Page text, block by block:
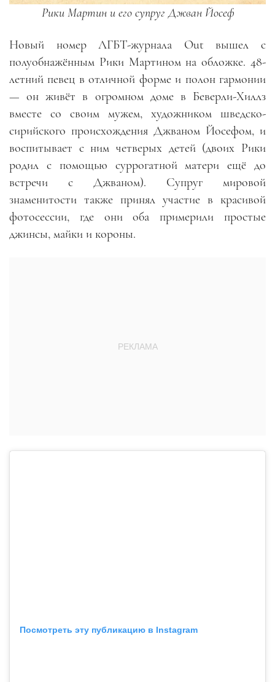
Рики Мартин и его супруг Джван Йосеф
Новый номер ЛГБТ-журнала Out вышел с
полуобнажённым Рики Мартином на обложке. 48-
летний певец в отличной форме и полон гармонии
— он живёт в огромном доме в Беверли-Хиллз
вместе со своим мужем, художником шведско-
сирийского происхождения Джваном Йосефом, и
воспитывает с ним четверых детей (двоих Рики
родил с помощью суррогатной матери ещё до
встречи с Джваном). Супруг мировой
знаменитости также принял участие в красивой
фотосессии, где они оба примерили простые
джинсы, майки и короны.
Посмотреть эту публикацию в Instagram